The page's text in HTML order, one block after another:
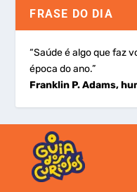
FRASE DO DIA
“Saúde é algo que faz
época do ano.”
Franklin P. Adams,